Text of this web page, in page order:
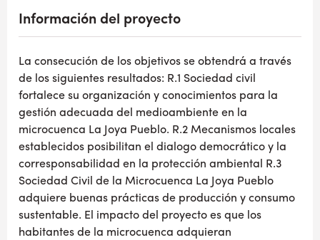
Información del proyecto
La consecución de los objetivos se obtendrá a través
de los siguientes resultados: R.1 Sociedad civil
fortalece su organización y conocimientos para la
gestión adecuada del medioambiente en la
microcuenca La Joya Pueblo. R.2 Mecanismos locales
establecidos posibilitan el dialogo democrático y la
corresponsabilidad en la protección ambiental R.3
Sociedad Civil de la Microcuenca La Joya Pueblo
adquiere buenas prácticas de producción y consumo
sustentable. El impacto del proyecto es que los
habitantes de la microcuenca adquieran